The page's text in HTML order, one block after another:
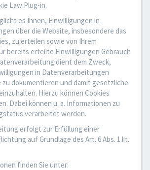
Law Plug-in.
es Ihnen, Einwilligungen in
über die Website, insbesondere das
zu erteilen sowie von Ihrem
bereits erteilte Einwilligungen Gebrauch
dient dem Zweck,
in Datenverarbeitungen
zu dokumentieren und damit gesetzliche
Hierzu können Cookies
Dabei können u. a. Informationen zu
verarbeitet werden.
erfolgt zur Erfüllung einer
auf Grundlage des Art. 6 Abs. 1 lit.
finden Sie unter: